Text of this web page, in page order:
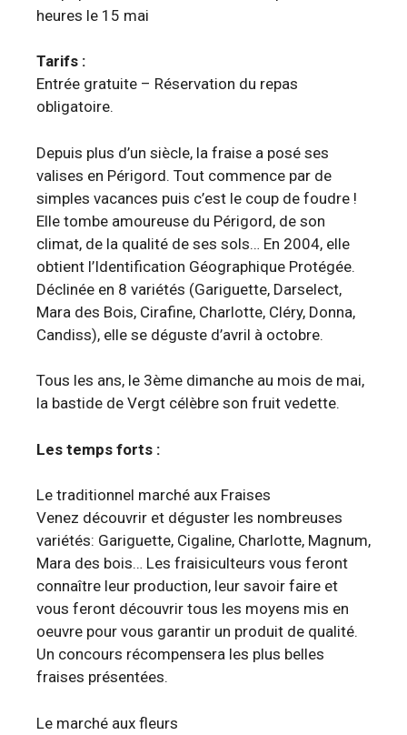
heures le 15 mai
Tarifs :
Entrée gratuite – Réservation du repas
obligatoire.
Depuis plus d’un siècle, la fraise a posé ses
valises en Périgord. Tout commence par de
simples vacances puis c’est le coup de foudre !
Elle tombe amoureuse du Périgord, de son
climat, de la qualité de ses sols… En 2004, elle
obtient l’Identification Géographique Protégée.
Déclinée en 8 variétés (Gariguette, Darselect,
Mara des Bois, Cirafine, Charlotte, Cléry, Donna,
Candiss), elle se déguste d’avril à octobre.
Tous les ans, le 3ème dimanche au mois de mai,
la bastide de Vergt célèbre son fruit vedette.
Les temps forts :
Le traditionnel marché aux Fraises
Venez découvrir et déguster les nombreuses
variétés: Gariguette, Cigaline, Charlotte, Magnum,
Mara des bois… Les fraisiculteurs vous feront
connaître leur production, leur savoir faire et
vous feront découvrir tous les moyens mis en
oeuvre pour vous garantir un produit de qualité.
Un concours récompensera les plus belles
fraises présentées.
Le marché aux fleurs